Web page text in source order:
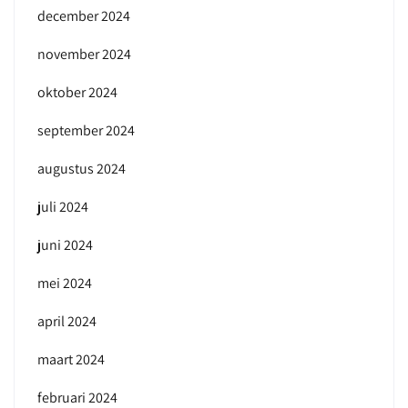
december 2024
november 2024
oktober 2024
september 2024
augustus 2024
juli 2024
juni 2024
mei 2024
april 2024
maart 2024
februari 2024